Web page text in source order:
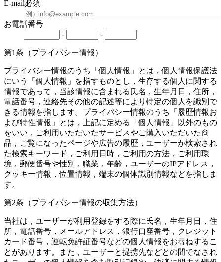
E-mail必須
お電話番号
-
-
第1条（プライバシー情報）
プライバシー情報のうち「個人情報」とは，個人情報保護法
にいう「個人情報」を指すものとし，生存する個人に関する
情報であって，当該情報に含まれる氏名，生年月日，住所，
電話番号，連絡先その他の記述等により特定の個人を識別で
きる情報を指します。プライバシー情報のうち「履歴情報お
よび特性情報」とは，上記に定める「個人情報」以外のもの
をいい，ご利用いただいたサービスやご購入いただいた商
品，ご覧になったページや広告の履歴，ユーザーが検索され
た検索キーワード，ご利用日時，ご利用の方法，ご利用環
境，郵便番号や性別，職業，年齢，ユーザーのIPアドレス，
クッキー情報，位置情報，端末の個体識別情報などを指しま
す。
第2条（プライバシー情報の収集方法）
当社は，ユーザーが利用登録をする際に氏名，生年月日，住
所，電話番号，メールアドレス，銀行口座番号，クレジット
カード番号，運転免許証番号などの個人情報をお尋ねするこ
とがあります。また，ユーザーと提携先などとの間でなされ